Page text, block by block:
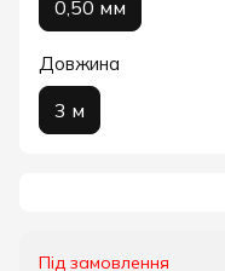
0,50 мм
Довжина
3 м
Під замовлення